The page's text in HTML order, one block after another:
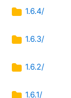
1.6.4/
1.6.3/
1.6.2/
1.6.1/